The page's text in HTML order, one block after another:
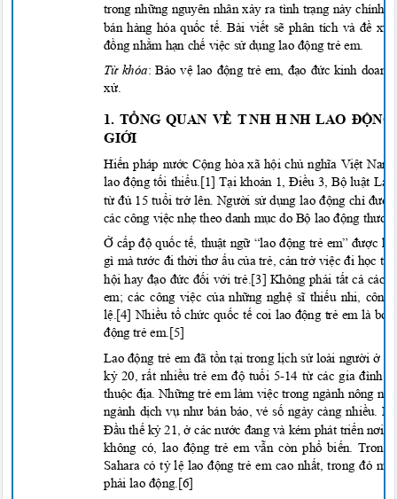
trong những nguyên nhân xảy ra tình trạng này chính
bán hàng hóa quốc tế. Bài viết sẽ phân tích và đề
đồng nhằm hạn chế việc sử dụng lao động trẻ em.
Từkhóa: Bảo vệ lao động trẻ em, đạo đức kinh
xử.
1. TỔNG QUAN VỀ TNH HNH LAO ĐỘNG
GIỚI
Hiến pháp nước Cộng hòa xã hội chủ nghĩa Việt Nam
lao động tối thiểu.[1] Tại khoản 1, Điều 3, Bộluật
từ đủ 15 tuổi trở lên. Người sửdụng lao động chỉ đượ
các công việc nhẹtheo danh mục do Bộ lao động
Ởcấp độquốc tế, thuật ngữ “lao động trẻ em” được
gì mà tước đi thời thơ ấu của trẻ, cản trởviệc đi học
hội hay đạo đức đối với trẻ.[3] Không phải tất cả các
em; các công việc của những nghệ sĩ thiếu nhi, công
lệ.[4] Nhiều tổchức quốc tế coi lao động trẻem là
động trẻem.[5]
Lao động trẻ em đã tồn tại trong lịch sử loài người ở
kỷ20, rất nhiều trẻ em độtuổi 5-14 từ các gia đình
thuộc địa. Những trẻem làm việc trong ngành nông
ngành dịch vụ như bán báo, vé số ngày càng nhiều. M
Đầu thếkỷ21,ở các nước đang và kém phát triển nơi
không có, lao động trẻem vẫn còn phổbiến. Trong
Sahara có tỷlệ lao động trẻem cao nhất, trong đó mộ
phải lao động.[6]